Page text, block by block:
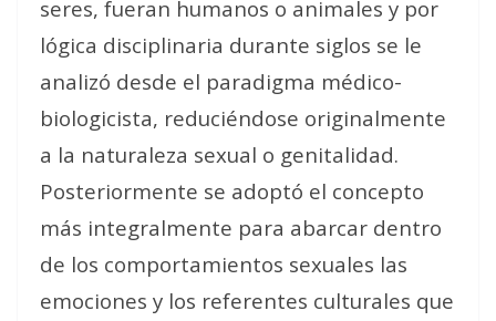
seres, fueran humanos o animales y por
lógica disciplinaria durante siglos se le
analizó desde el paradigma médico-
biologicista, reduciéndose originalmente
a la naturaleza sexual o genitalidad.
Posteriormente se adoptó el concepto
más integralmente para abarcar dentro
de los comportamientos sexuales las
emociones y los referentes culturales que